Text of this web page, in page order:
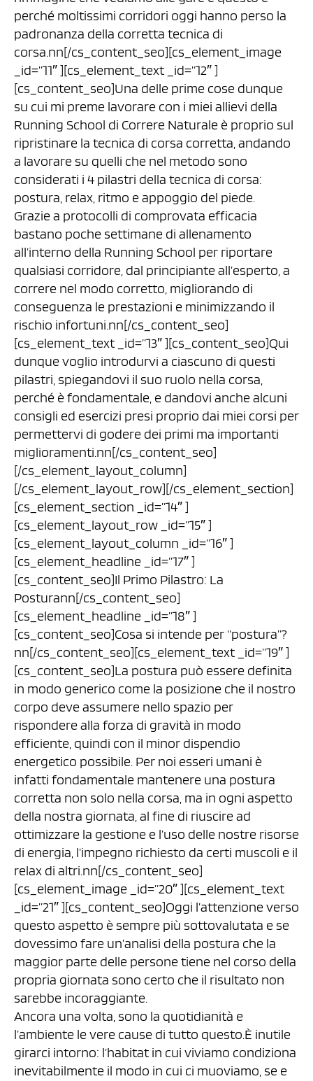
perché moltissimi corridori oggi hanno perso la
padronanza della corretta tecnica di
corsa.nn[/cs_content_seo][cs_element_image
_id=”11″ ][cs_element_text _id=”12″ ]
[cs_content_seo]Una delle prime cose dunque
su cui mi preme lavorare con i miei allievi della
Running School di Correre Naturale è proprio sul
ripristinare la tecnica di corsa corretta, andando
a lavorare su quelli che nel metodo sono
considerati i 4 pilastri della tecnica di corsa:
postura, relax, ritmo e appoggio del piede.
Grazie a protocolli di comprovata efficacia
bastano poche settimane di allenamento
all’interno della Running School per riportare
qualsiasi corridore, dal principiante all’esperto, a
correre nel modo corretto, migliorando di
conseguenza le prestazioni e minimizzando il
rischio infortuni.nn[/cs_content_seo]
[cs_element_text _id=”13″ ][cs_content_seo]Qui
dunque voglio introdurvi a ciascuno di questi
pilastri, spiegandovi il suo ruolo nella corsa,
perché è fondamentale, e dandovi anche alcuni
consigli ed esercizi presi proprio dai miei corsi per
permettervi di godere dei primi ma importanti
miglioramenti.nn[/cs_content_seo]
[/cs_element_layout_column]
[/cs_element_layout_row][/cs_element_section]
[cs_element_section _id=”14″ ]
[cs_element_layout_row _id=”15″ ]
[cs_element_layout_column _id=”16″ ]
[cs_element_headline _id=”17″ ]
[cs_content_seo]Il Primo Pilastro: La
Posturann[/cs_content_seo]
[cs_element_headline _id=”18″ ]
[cs_content_seo]Cosa si intende per “postura”?
nn[/cs_content_seo][cs_element_text _id=”19″ ]
[cs_content_seo]La postura può essere definita
in modo generico come la posizione che il nostro
corpo deve assumere nello spazio per
rispondere alla forza di gravità in modo
efficiente, quindi con il minor dispendio
energetico possibile. Per noi esseri umani è
infatti fondamentale mantenere una postura
corretta non solo nella corsa, ma in ogni aspetto
della nostra giornata, al fine di riuscire ad
ottimizzare la gestione e l’uso delle nostre risorse
di energia, l’impegno richiesto da certi muscoli e il
relax di altri.nn[/cs_content_seo]
[cs_element_image _id=”20″ ][cs_element_text
_id=”21″ ][cs_content_seo]Oggi l’attenzione verso
questo aspetto è sempre più sottovalutata e se
dovessimo fare un’analisi della postura che la
maggior parte delle persone tiene nel corso della
propria giornata sono certo che il risultato non
sarebbe incoraggiante.
Ancora una volta, sono la quotidianità e
l’ambiente le vere cause di tutto questo.È inutile
girarci intorno: l’habitat in cui viviamo condiziona
inevitabilmente il modo in cui ci muoviamo, se e